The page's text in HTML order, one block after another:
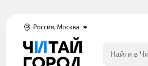
Россия, Москва